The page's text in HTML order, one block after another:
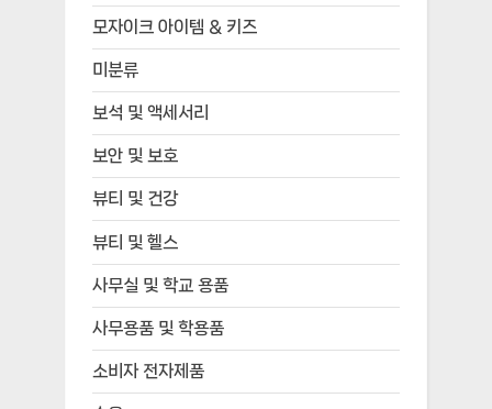
모자이크 아이템 & 키즈
미분류
보석 및 액세서리
보안 및 보호
뷰티 및 건강
뷰티 및 헬스
사무실 및 학교 용품
사무용품 및 학용품
소비자 전자제품